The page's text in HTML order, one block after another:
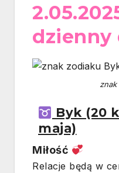
dzienny
znak
Byk (20
maja)
Miłość
Relacje będą w